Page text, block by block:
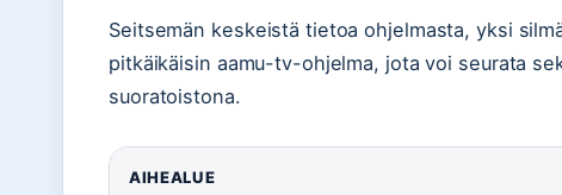
Seitsemän keskeistä tietoa ohjelmasta, yksi
pitkäikäisin aamu-tv-ohjelma, jota voi seurata
suoratoistona.
AIHEALUE